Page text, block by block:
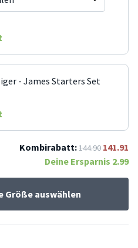
- James Starters Set
Kombirabatt:144.90 141.91
Deine Ersparnis 2.99
Größe auswählen